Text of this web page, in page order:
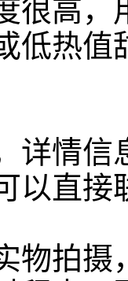
很高
低热
详情
以直接
物拍